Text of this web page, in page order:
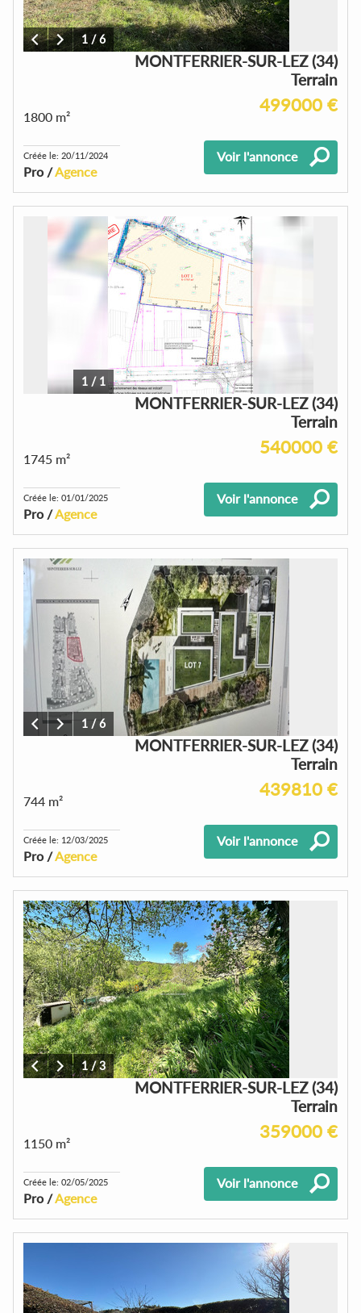
1 /6
MONTFERRIER-SUR-LEZ (34)
Terrain
499000 €
1800 m²
Créée le: 20/11/2024
Pro /Agence
Voir l'annonce
1 / 1
MONTFERRIER-SUR-LEZ (34)
Terrain
540000 €
1745 m²
Créée le: 01/01/2025
Pro /Agence
Voir l'annonce
1 /6
MONTFERRIER-SUR-LEZ (34)
Terrain
439810 €
744 m²
Créée le: 12/03/2025
Pro /Agence
Voir l'annonce
1/3
MONTFERRIER-SUR-LEZ (34)
Terrain
359000 €
1150 m²
Créée le: 02/05/2025
Pro /Agence
Voir l'annonce